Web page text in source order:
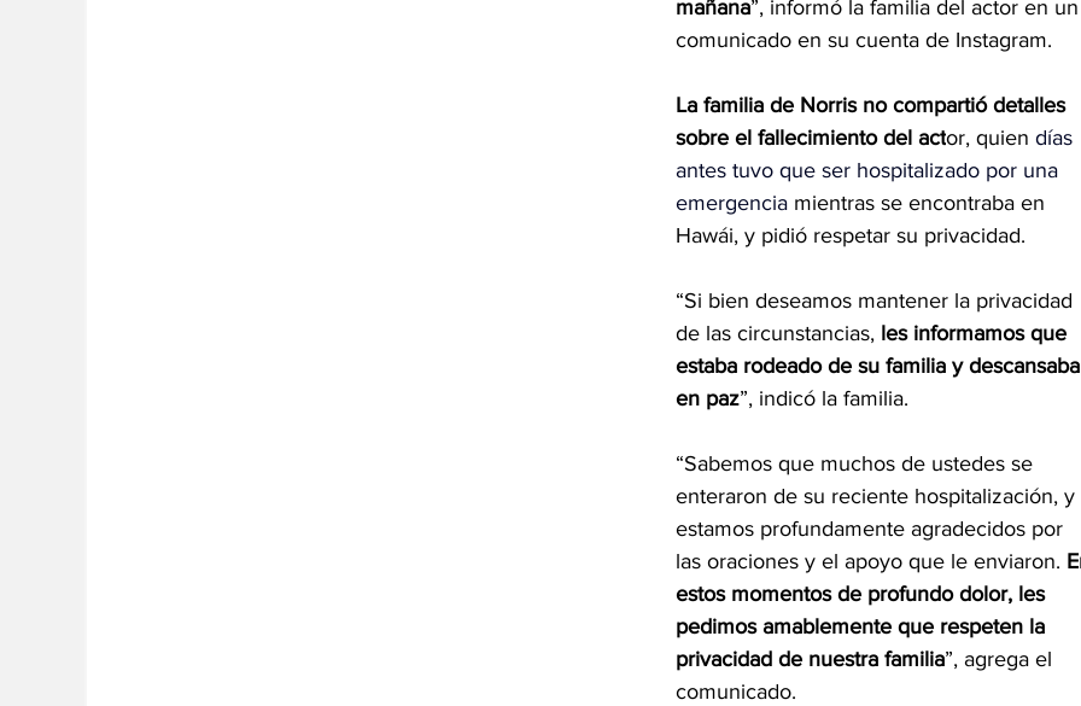
mañana”, informó la familia del actor en
comunicado en su cuenta de Instagram.
La familia de Norris no compartió detalles
sobre el fallecimiento del actor, quien días
antes tuvo que ser hospitalizado por una
emergencia mientras se encontraba en
Hawái, y pidió respetar su privacidad.
“Si bien deseamos mantener la privacidad
de las circunstancias, les informamos que
estaba rodeado de su familia y
en paz”, indicó la familia.
“Sabemos que muchos de ustedes se
enteraron de su reciente hospitalización, y
estamos profundamente agradecidos por
las oraciones y el apoyo que le enviaron.
estos momentos de profundo dolor, les
pedimos amablemente que respeten la
privacidad de nuestra familia”, agrega el
comunicado.